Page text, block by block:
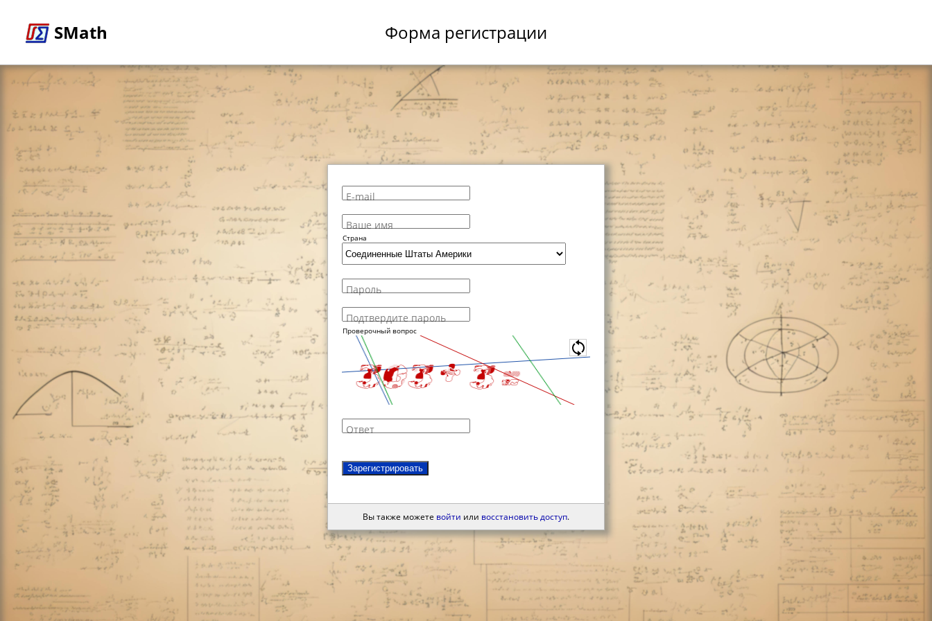
SMath Форма регистрации
E-mail
Ваше имя
Страна
Пароль
Подтвердите пароль
Проверочный вопрос
Ответ
Зарегистрировать
Вы также можете войти или восстановить доступ.